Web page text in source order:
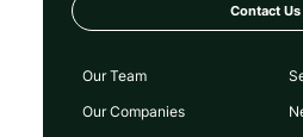
Contact Us
Our Team
Our Companies